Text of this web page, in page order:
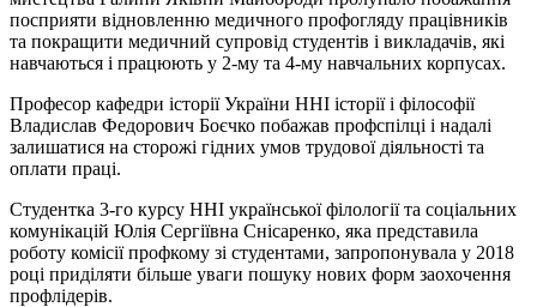
посприяти відновленню медичного профогляду працівників
та покращити медичний супровід студентів і викладачів, які
навчаються і працюють у 2-му та 4-му навчальних корпусах.
Професор кафедри історії України ННІ історії і філософії
Владислав Федорович Боєчко побажав профспілці і надалі
залишатися на сторожі гідних умов трудової діяльності та
оплати праці.
Студентка 3-го курсу ННІ української філології та соціальних
комунікацій Юлія Сергіївна Снісаренко, яка представила
роботу комісії профкому зі студентами, запропонувала у 2018
році приділяти більше уваги пошуку нових форм заохочення
профлідерів.